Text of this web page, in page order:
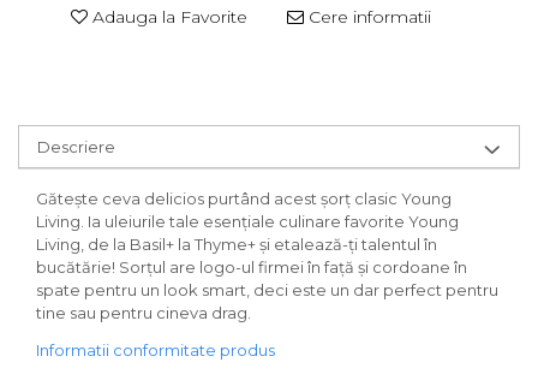
Adauga la Favorite Cere informatii
Descriere
Gătește ceva delicios purtând acest șorț clasic Young
Living. Ia uleiurile tale esențiale culinare favorite Young
Living, de la Basil+ la Thyme+ și etalează-ți talentul în
bucătărie! Sorțul are logo-ul firmei în față și cordoane în
spate pentru un look smart, deci este un dar perfect pentru
tine sau pentru cineva drag.
Informatii conformitate produs